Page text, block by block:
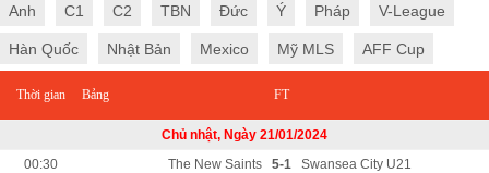
Anh C1 C2 TBN Đức Ý Pháp V-League
Hàn Quốc Nhật Bản Mexico Mỹ MLS AFF Cup
Thời gian Bảng FT
Chủ nhật, Ngày 21/01/2024
00:30
The New Saints 5-1
Swansea City U21